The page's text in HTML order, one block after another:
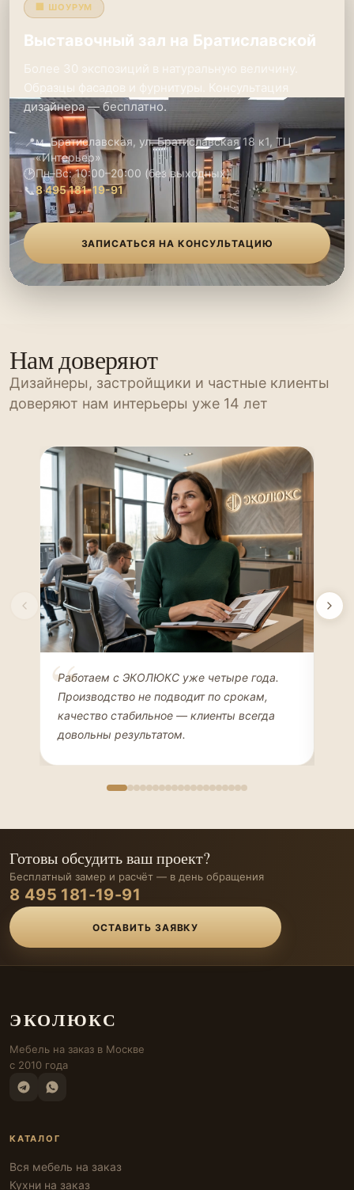
🏢 ШОУРУМ
Выставочный зал на Братиславской
Более 30 экспозиций в натуральную величину.
Образцы фасадов и фурнитуры. Консультация
дизайнера — бесплатно.
📍м. Братиславская, ул. Братиславская 18 к1, ТЦ
«Интерьер»
🕑Пн–Вс: 10:00–20:00 (без выходных)
📞8 495 181-19-91
ЗАПИСАТЬСЯ НА КОНСУЛЬТАЦИЮ
Нам доверяют
Дизайнеры, застройщики и частные клиенты
доверяют нам интерьеры уже 14 лет
Елена Соколова
ДИЗАЙНЕР ИНТЕРЬЕРОВ
Работаем с ЭКОЛЮКС уже четыре года.
Производство не подводит по срокам,
качество стабильное — клиенты всегда
довольны результатом.
Готовы обсудить ваш проект?
Бесплатный замер и расчёт — в день обращения
8 495 181-19-91
ОСТАВИТЬ ЗАЯВКУ
ЭКОЛЮКС
Мебель на заказ в Москве
с 2010 года
КАТАЛОГ
Вся мебель на заказ
Кухни на заказ